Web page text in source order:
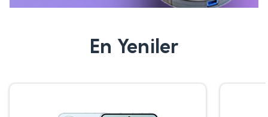
En Yeniler